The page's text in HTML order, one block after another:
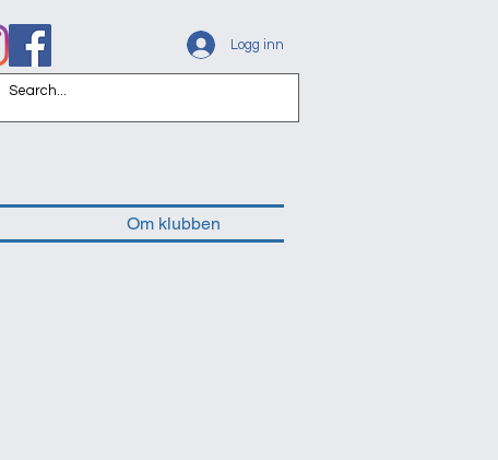
Logg inn
Om klubben